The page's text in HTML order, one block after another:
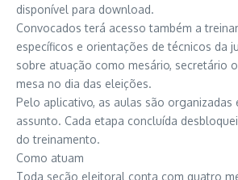
disponível para download.
Convocados terá acesso também a
específicos e orientações de técnicos da
sobre atuação como mesário, secretário
mesa no dia das eleições.
Pelo aplicativo, as aulas são organizadas
assunto. Cada etapa concluída
do treinamento.
Como atuam
Toda seção eleitoral conta com quatro